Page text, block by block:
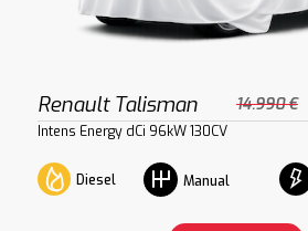
Renault Talisman 14.990 €
Intens Energy dCi 96kW 130CV
Diesel Manual